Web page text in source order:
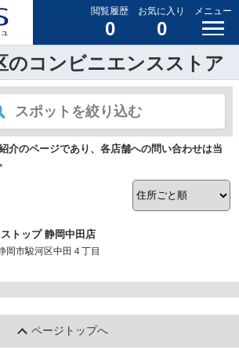
閲覧履歴
0
お気に入り
0
メニュー
のコンビニエンスストア
スポットを絞り込む
介のページであり、各店舗への問い合わせは当
ストップ 静岡中田店
岡市駿河区中田４丁目
ページトップへ